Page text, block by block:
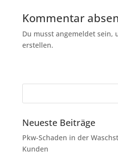
Kommentar
Du musst angemeldet sein,
erstellen.
Neueste Beiträge
Pkw-Schaden in der
Kunden